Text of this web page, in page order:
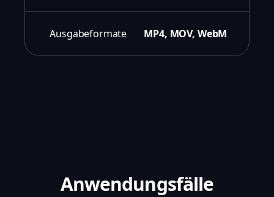
Ausgabeformate MP4, MOV, WebM
Anwendungsfälle